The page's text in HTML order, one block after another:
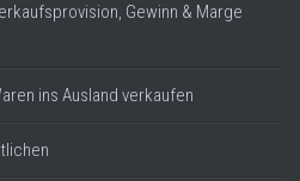
Gewinn & Marge
ins Ausland verkaufen